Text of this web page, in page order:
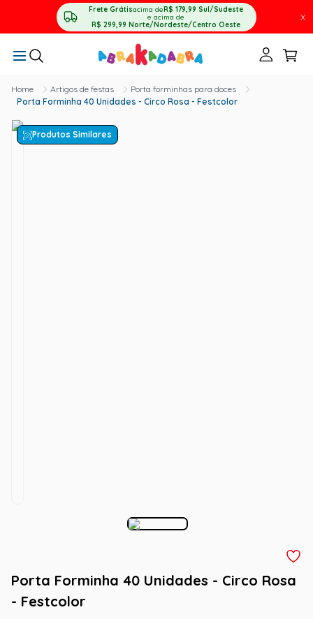
Frete Grátisacima deR$ 179,99 Sul/Sudeste
e acima de
R$ 299,99 Norte/Nordeste/Centro Oeste
X
Artigos de festas
Porta forminhas para doces
Porta Forminha 40 Unidades - Circo Rosa - Festcolor
Produtos Similares
Porta Forminha 40 Unidades - Circo Rosa
- Festcolor